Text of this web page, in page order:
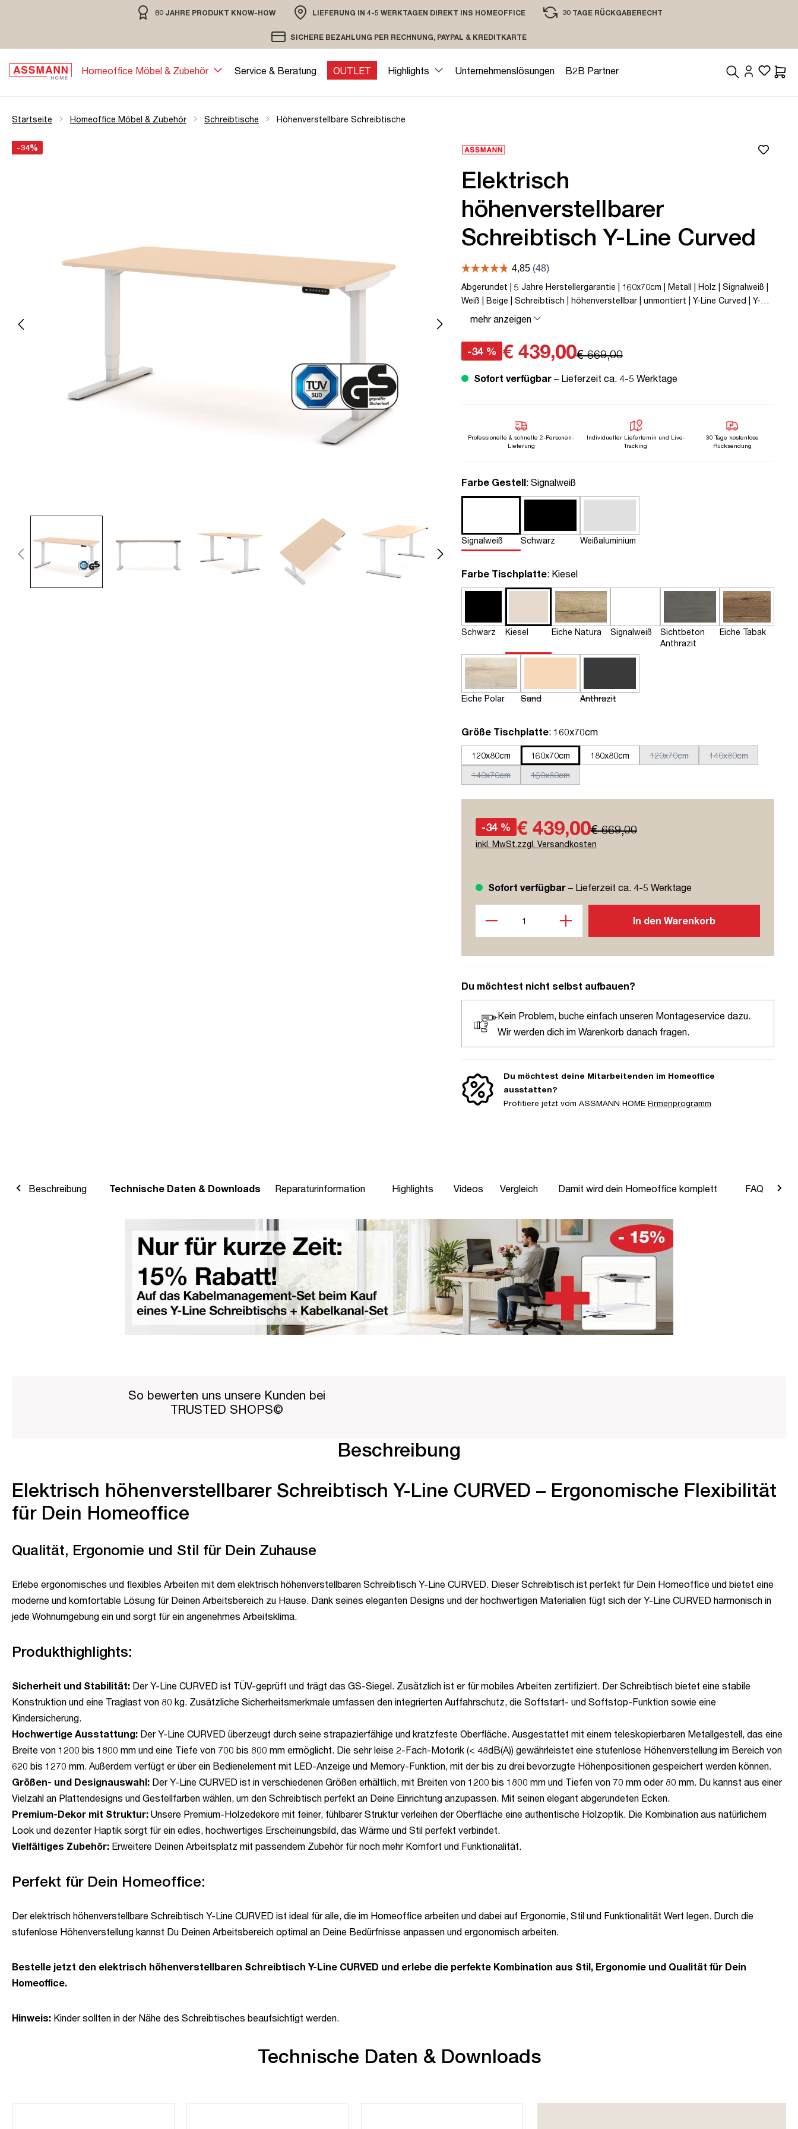
Zur Hauptnavigation springen80 JAHRE PRODUKT KNOW-HOW
80 JAHRE MÖBELBAU MIT TRADITION
LIEFERUNG IN 4-5 WERKTAGEN DIREKT INS HOMEOFFICE
VERSAND PER DHL ODER SPEDITION
30 TAGE RÜCKGABERECHT
SICHERE BEZAHLUNG PER RECHNUNG, PAYPAL & KREDITKARTE
VERSCHLÜSSELTE ÜBERTRAGUNG
Homeoffice Möbel & Zubehör Service & Beratung OUTLET Highlights Unternehmenslösungen
B2B Partner
Startseite Homeoffice Möbel & Zubehör Schreibtische Höhenverstellbare Schreibtische
Bildergalerie überspringen
Öffne Zoom-Modal
-34%
Elektrisch
höhenverstellbarer
Schreibtisch Y-Line Curved
Abgerundet | 5 Jahre Herstellergarantie | 160x70cm | Metall | Holz | Signalweiß |
Weiß | Beige | Schreibtisch | höhenverstellbar | unmontiert | Y-Line Curved | Y-
Line | bis zu 80 kg | Steckertyp C | Sand | TÜV© mobiles Arbeiten | Kollisions-
Schutz | Elektrisch höhenverstellbar | Kindersicherung
mehr anzeigen
-34 % € 439,00€ 669,00
Sofort verfügbar– Lieferzeit ca. 4-5 Werktage
Professionelle & schnelle 2-Personen-
Lieferung
Individueller Liefertemin und Live-
Tracking
30 Tage kostenlose
Rücksendung
Farbe Gestellauswählen
: Signalweiß
Signalweiß Schwarz Weißaluminium
Farbe Tischplatteauswählen
: Kiesel
Schwarz Kiesel Eiche Natura Signalweiß
Sichtbeton
Anthrazit
Eiche Tabak
Eiche Polar Sand Anthrazit
Größe Tischplatteauswählen
: 160x70cm
120x80cm 160x70cm 180x80cm 120x70cm
140x80cm
140x70cm
160x80cm
-34 % € 439,00€ 669,00
inkl. MwSt.zzgl. Versandkosten
Sofort verfügbar– Lieferzeit ca. 4-5 Werktage
In den Warenkorb
Du möchtest nicht selbst aufbauen?
Kein Problem, buche einfach unseren Montageservice dazu.
Wir werden dich im Warenkorb danach fragen.
Du möchtest deine Mitarbeitenden im Homeoffice
ausstatten?
Profitiere jetzt vom ASSMANN HOME Firmenprogramm
Beschreibung Technische Daten & Downloads Reparaturinformation Highlights Videos Vergleich Damit wird dein Homeoffice komplett FAQ
So bewerten uns unsere Kunden bei
TRUSTED SHOPS©
Beschreibung
Elektrisch höhenverstellbarer Schreibtisch Y-Line CURVED – Ergonomische Flexibilität
für Dein Homeoffice
Qualität, Ergonomie und Stil für Dein Zuhause
Erlebe ergonomisches und flexibles Arbeiten mit dem elektrisch höhenverstellbaren Schreibtisch Y-Line CURVED. Dieser Schreibtisch ist perfekt für Dein Homeoffice und bietet eine
moderne und komfortable Lösung für Deinen Arbeitsbereich zu Hause. Dank seines eleganten Designs und der hochwertigen Materialien fügt sich der Y-Line CURVED harmonisch in
jede Wohnumgebung ein und sorgt für ein angenehmes Arbeitsklima.
Produkthighlights:
Sicherheit und Stabilität: Der Y-Line CURVED ist TÜV-geprüft und trägt das GS-Siegel. Zusätzlich ist er für mobiles Arbeiten zertifiziert. Der Schreibtisch bietet eine stabile
Konstruktion und eine Traglast von 80 kg. Zusätzliche Sicherheitsmerkmale umfassen den integrierten Auffahrschutz, die Softstart- und Softstop-Funktion sowie eine
Kindersicherung.
Hochwertige Ausstattung: Der Y-Line CURVED überzeugt durch seine strapazierfähige und kratzfeste Oberfläche. Ausgestattet mit einem teleskopierbaren Metallgestell, das eine
Breite von 1200 bis 1800 mm und eine Tiefe von 700 bis 800 mm ermöglicht. Die sehr leise 2-Fach-Motorik (< 48dB(A)) gewährleistet eine stufenlose Höhenverstellung im Bereich von
620 bis 1270 mm. Außerdem verfügt er über ein Bedienelement mit LED-Anzeige und Memory-Funktion, mit der bis zu drei bevorzugte Höhenpositionen gespeichert werden können.
Größen- und Designauswahl: Der Y-Line CURVED ist in verschiedenen Größen erhältlich, mit Breiten von 1200 bis 1800 mm und Tiefen von 70 mm oder 80 mm. Du kannst aus einer
Vielzahl an Plattendesigns und Gestellfarben wählen, um den Schreibtisch perfekt an Deine Einrichtung anzupassen. Mit seinen elegant abgerundeten Ecken.
Premium-Dekor mit Struktur: Unsere Premium-Holzedekore mit feiner, fühlbarer Struktur verleihen der Oberfläche eine authentische Holzoptik. Die Kombination aus natürlichem
Look und dezenter Haptik sorgt für ein edles, hochwertiges Erscheinungsbild, das Wärme und Stil perfekt verbindet.
Vielfältiges Zubehör: Erweitere Deinen Arbeitsplatz mit passendem Zubehör für noch mehr Komfort und Funktionalität.
Perfekt für Dein Homeoffice:
Der elektrisch höhenverstellbare Schreibtisch Y-Line CURVED ist ideal für alle, die im Homeoffice arbeiten und dabei auf Ergonomie, Stil und Funktionalität Wert legen. Durch die
stufenlose Höhenverstellung kannst Du Deinen Arbeitsbereich optimal an Deine Bedürfnisse anpassen und ergonomisch arbeiten.
Bestelle jetzt den elektrisch höhenverstellbaren Schreibtisch Y-Line CURVED und erlebe die perfekte Kombination aus Stil, Ergonomie und Qualität für Dein
Homeoffice.
Hinweis: Kinder sollten in der Nähe des Schreibtisches beaufsichtigt werden.
Technische Daten & Downloads